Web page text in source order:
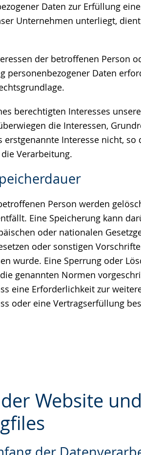
Daten zur Erfüllung
Unternehmen unterliegt,
der betroffenen Person
personenbezogener Daten
berechtigten Interesses
die Interessen,
Interesse nicht, so
Verarbeitung.
Person werden
Eine Speicherung kann
oder nationalen
oder sonstigen
wurde. Eine Sperrung oder
genannten Normen
eine Erforderlichkeit zur
oder eine Vertragserfüllung
Website und